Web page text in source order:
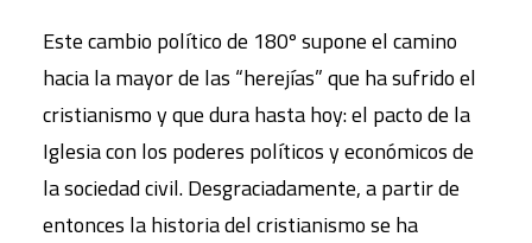
Este cambio político de 180º supone el camino
hacia la mayor de las “herejías” que ha sufrido el
cristianismo y que dura hasta hoy: el pacto de la
Iglesia con los poderes políticos y económicos de
la sociedad civil. Desgraciadamente, a partir de
entonces la historia del cristianismo se ha